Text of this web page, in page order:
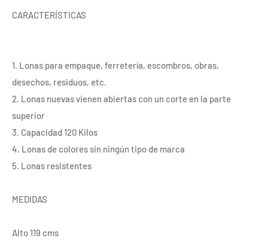
CARACTERÍSTICAS
1. Lonas para empaque, ferretería, escombros, obras,
desechos, residuos, etc.
2. Lonas nuevas vienen abiertas con un corte en la parte
superior
3. Capacidad 120 Kilos
4. Lonas de colores sin ningún tipo de marca
5. Lonas resistentes
MEDIDAS
Alto 119 cms